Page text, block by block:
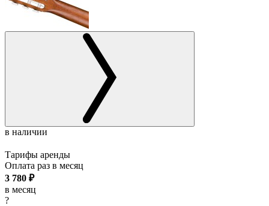
в наличии
Тарифы аренды
Оплата раз в месяц
3 780 ₽
в месяц
?